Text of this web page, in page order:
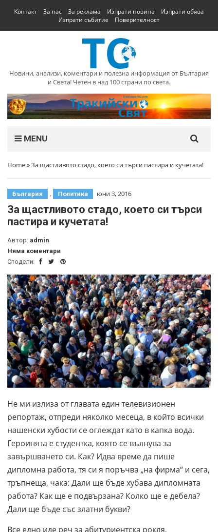
Контакт За нас За реклама Изпрати новина
Изпрати обява
Изпрати събитие
Поверителност
Новини, анализи, коментари и полезна информация от България
и Света! Четен в над 100 страни по света.
MENU
Home»За щастливото стадо, което си търси пастира и кучетата!
България , Политика юни 3, 2016
За щастливото стадо, което си търси
пастира и кучетата!
Автор: admin
Няма коментари
Сподели:
Не ми излиза от главата един телевизионен
репортаж, отпреди няколко месеца, в който всички
нашенски хубости се оглеждат като в капка вода.
Героинята е студентка, която се вълнува за
завършването си. Как? Идва време да пише
дипломна работа, тя си я поръчва „на фирма“ и сега,
тръпнеща, чака: Дали ще бъде хубава дипломната
работа? Как ще е подвързана? Колко ще е дебела?
Дали ще бъде със златни букви?
Все едно иде реч за абитуриентска рокля.